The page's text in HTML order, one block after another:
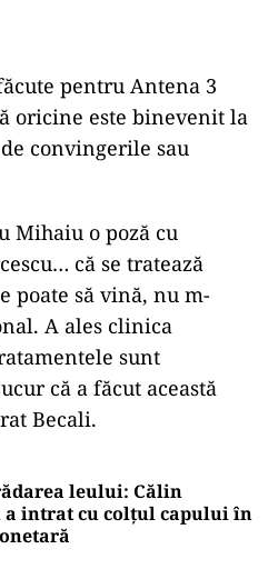
pentru Antena 3
oricine este binevenit la
convingerile sau
Mihaiu o poză cu
că se tratează
poate să vină, nu m-
A ales clinica
sunt
că a făcut această
Becali.
leului: Călin
a intrat cu colțul capului în